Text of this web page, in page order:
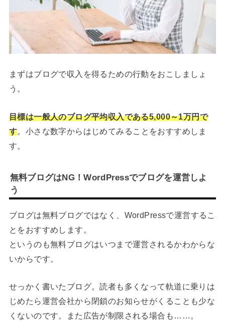
まずはブログで収入を得るための行動をおこしましょ
う。
目標は一般人のブログ平均収入である5,000～1万円で
す 。小さな数字からはじめてみることをおすすめしま
す。
無料ブログはNG！WordPressでブログを運営しよ
う
ブログは無料ブログではなく、WordPressで運営するこ
とをおすすめします。
というのも無料ブログはいつまで運営されるかわからな
いからです。
せっかく書いたブログ。読者も多くなって軌道に乗りは
じめたら運営会社から閉鎖のお知らせがくることも少な
くないのです。また広告が制限される場合も……。